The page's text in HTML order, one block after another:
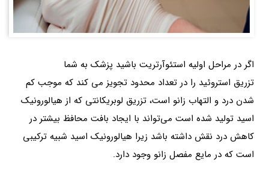
اگر در مراحل اولیه استئوآرتریت باشید پزشک به شما
تزریق استروئید را در تعداد محدود تجویز می کند که موجب کم
شدن درد و التهاب زانو است، تزریق لوبریکانتی که از هیالورونیک
اسید تولید شده است می‌تواند با ایجاد بافت محافظ بیشتر در
کاهش درد نقش داشته باشد زیرا هیالورونیک اسید شبیه ترکیبی
است که در مایع مفصل زانو وجود دارد.